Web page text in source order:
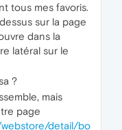
tous mes favoris.
sur la page
dans la
latéral sur le
?
mais
page
detail/bo